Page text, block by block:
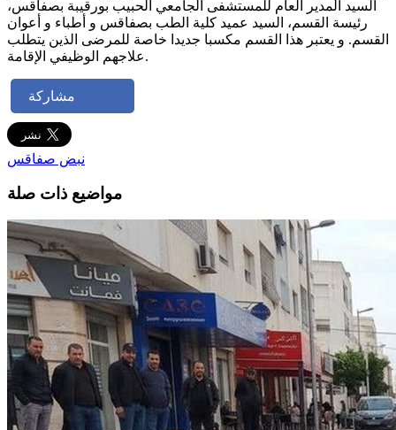
السيد المدير العام للمستشفى الجامعي الحبيب بورقيبة بصفاقس،
رئيسة القسم، السيد عميد كلية الطب بصفاقس و أطباء و أعوان
القسم. و يعتبر هذا القسم مكسبا جديدا خاصة للمرضى الذين يتطلب
علاجهم الوظيفي الإقامة.
مشاركة
نبض صفاقس
مواضيع ذات صلة